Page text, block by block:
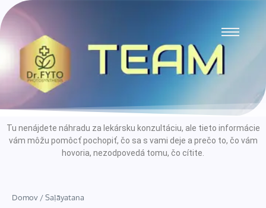
Tu nenájdete náhradu za lekársku konzultáciu, ale tieto informácie
vám môžu pomôcť pochopiť, čo sa s vami deje a prečo to, čo vám
hovoria, nezodpovedá tomu, čo cítite.
Domov /Saḷāyatana